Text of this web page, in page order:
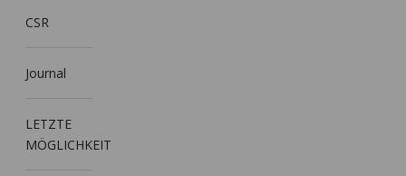
CSR
Journal
LETZTE
MÖGLICHKEIT